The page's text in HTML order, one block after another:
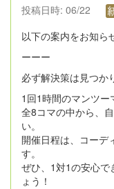
投稿日時: 06/22
以下の案内をお知ら
ーーー
必ず解決策は見つか
1回1時間のマンツー
全8コマの中から、
い。
開催日程は、コーデ
す。
ぜひ、1対1の安心で
ょう！